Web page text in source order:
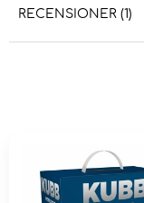
RECENSIONER (1)